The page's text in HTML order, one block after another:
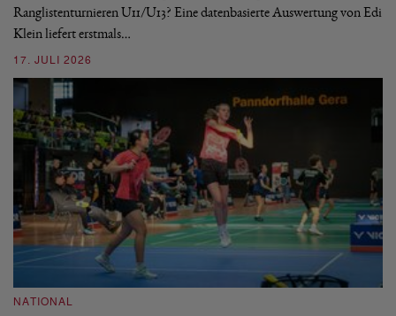
Ranglistenturnieren U11/U13? Eine datenbasierte Auswertung von Edi
Klein liefert erstmals…
17. JULI 2026
NATIONAL